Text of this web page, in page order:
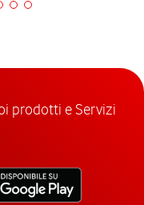
prodotti e Servizi